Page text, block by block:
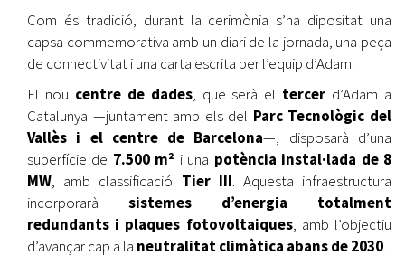
Com és tradició, durant la cerimònia s’ha dipositat una
capsa commemorativa amb un diari de la jornada, una peça
de connectivitat i una carta escrita per l’equip d’Adam.
El nou centre de dades, que serà el tercer d’Adam a
Catalunya —juntament amb els del Parc Tecnològic del
Vallès i el centre de Barcelona—, disposarà d’una
superfície de 7.500 m² i una potència instal·lada de 8
MW, amb classificació Tier III. Aquesta infraestructura
incorporarà sistemes d’energia totalment
redundants i plaques fotovoltaiques, amb l’objectiu
d’avançar cap a la neutralitat climàtica abans de 2030.